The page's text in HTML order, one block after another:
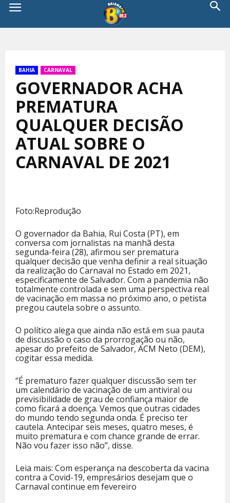
BAHIA CARNAVAL
GOVERNADOR ACHA
PREMATURA
QUALQUER DECISÃO
ATUAL SOBRE O
CARNAVAL DE 2021
Foto:Reprodução
O governador da Bahia, Rui Costa (PT), em
conversa com jornalistas na manhã desta
segunda-feira (28), afirmou ser prematura
qualquer decisão que venha definir a real situação
da realização do Carnaval no Estado em 2021,
especificamente de Salvador. Com a pandemia não
totalmente controlada e sem uma perspectiva real
de vacinação em massa no próximo ano, o petista
pregou cautela sobre o assunto.
O político alega que ainda não está em sua pauta
de discussão o caso da prorrogação ou não,
apesar do prefeito de Salvador, ACM Neto (DEM),
cogitar essa medida.
“É prematuro fazer qualquer discussão sem ter
um calendário de vacinação de um antiviral ou
previsibilidade de grau de confiança maior de
como ficará a doença. Vemos que outras cidades
do mundo tendo segunda onda. É preciso ter
cautela. Antecipar seis meses, quatro meses, é
muito prematura e com chance grande de errar.
Não vou fazer isso não”, disse.
Leia mais: Com esperança na descoberta da vacina
contra a Covid-19, empresários desejam que o
Carnaval continue em fevereiro